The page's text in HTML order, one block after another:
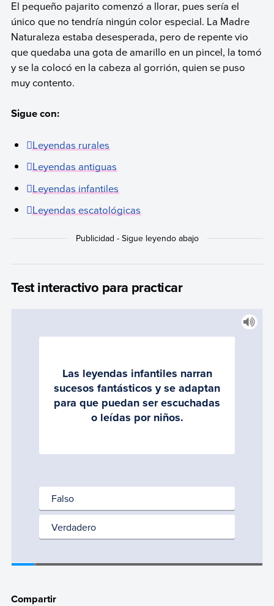
El pequeño pajarito comenzó a llorar, pues sería el
único que no tendría ningún color especial. La Madre
Naturaleza estaba desesperada, pero de repente vio
que quedaba una gota de amarillo en un pincel, la tomó
y se la colocó en la cabeza al gorrión, quien se puso
muy contento.
Sigue con:
Leyendas rurales
Leyendas antiguas
Leyendas infantiles
Leyendas escatológicas
Test interactivo para practicar
Compartir